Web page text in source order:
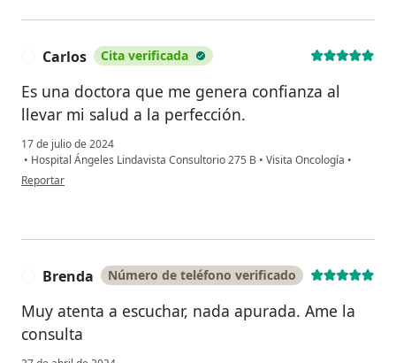
Carlos Cita verificada
Es una doctora que me genera confianza al
llevar mi salud a la perfección.
17 de julio de 2024
• Hospital Ángeles Lindavista Consultorio 275 B • Visita Oncología •
en opinión del usuario Carlos
Reportar
Brenda Número de teléfono verificado
Muy atenta a escuchar, nada apurada. Ame la
consulta